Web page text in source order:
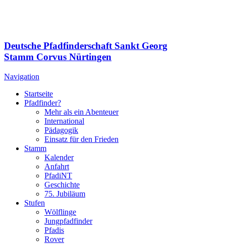
Deutsche Pfadfinderschaft Sankt Georg
Stamm Corvus Nürtingen
Navigation
Startseite
Pfadfinder?
Mehr als ein Abenteuer
International
Pädagogik
Einsatz für den Frieden
Stamm
Kalender
Anfahrt
PfadiNT
Geschichte
75. Jubiläum
Stufen
Wölflinge
Jungpfadfinder
Pfadis
Rover